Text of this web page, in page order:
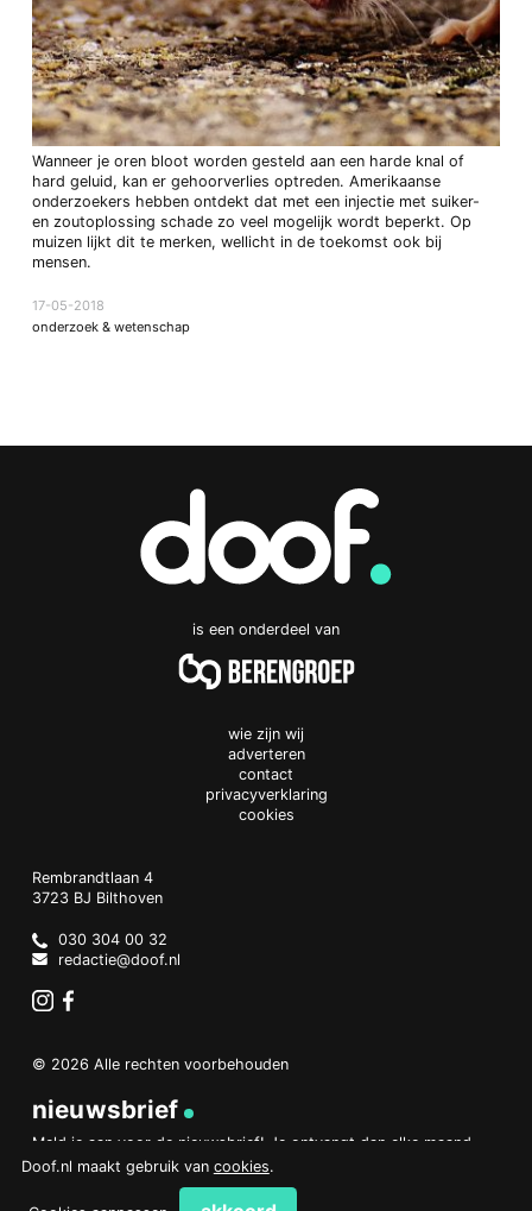
Wanneer je oren bloot worden gesteld aan een harde knal of
hard geluid, kan er gehoorverlies optreden. Amerikaanse
onderzoekers hebben ontdekt dat met een injectie met suiker-
en zoutoplossing schade zo veel mogelijk wordt beperkt. Op
muizen lijkt dit te merken, wellicht in de toekomst ook bij
mensen.
17-05-2018
onderzoek & wetenschap
is een onderdeel van
wie zijn wij
adverteren
contact
privacyverklaring
cookies
Doof.nl
work
Rembrandtlaan 4
3723 BJ Bilthoven
Netherlands
030 304 00 32
redactie@doof.nl
© 2026 Alle rechten voorbehouden
nieuwsbrief
Meld je aan voor de nieuwsbrief! Je ontvangt dan elke maand
een overzicht van het belangrijkste nieuws.
aanmelden
Doof.nl maakt gebruik van cookies.